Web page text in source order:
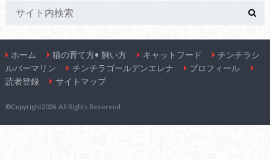
ホーム 猫の育て方• 飼い方 キャットフード
チンチラシ
ルバーマリン
チンチラゴールデンエレナ
プロフィール
読者登録
サイトマップ
©Copyright2026 .All Rights Reserved.